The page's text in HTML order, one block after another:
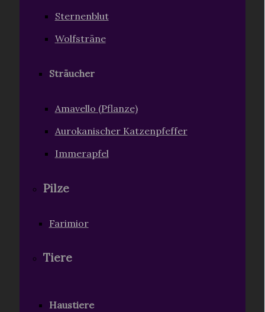
Sternenblut
Wolfsträne
Sträucher
Amavello (Pflanze)
Aurokanischer Katzenpfeffer
Immerapfel
Pilze
Farimior
Tiere
Haustiere